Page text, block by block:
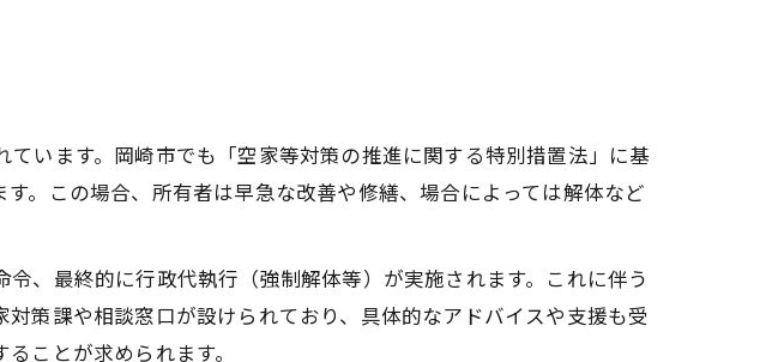
みと利用メリット解説
ンク利用の手順
用事例のポイント
います。岡崎市でも「空家等対策の推進に関する特別措置法」に基
。この場合、所有者は早急な改善や修繕、場合によっては解体など
、最終的に行政代執行（強制解体等）が実施されます。これに伴う
策課や相談窓口が設けられており、具体的なアドバイスや支援も受
ことが求められます。